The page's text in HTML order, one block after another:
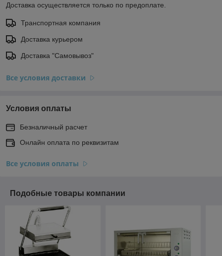
Доставка осуществляется только по предоплате.
Транспортная компания
Доставка курьером
Доставка "Самовывоз"
Все условия доставки
Условия оплаты
Безналичный расчет
Онлайн оплата по реквизитам
Все условия оплаты
Подобные товары компании